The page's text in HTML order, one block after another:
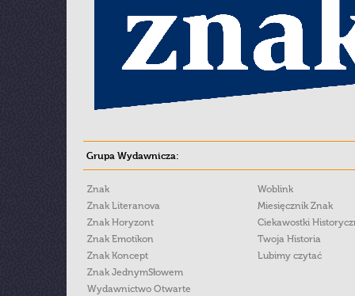
Grupa Wydawnicza:
Znak
Znak Literanova
Znak Horyzont
Znak Emotikon
Znak Koncept
Znak JednymSłowem
Wydawnictwo Otwarte
Woblink
Miesięcznik Znak
Ciekawostki
Twoja Historia
Lubimy czytać